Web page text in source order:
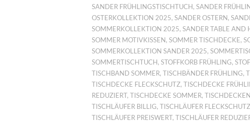
SANDER FRÜHLINGSTISCHTUCH, SANDER
OSTERKOLLEKTION 2025, SANDER OSTERN,
SOMMERKOLLEKTION 2025, SANDER TABLE AND
SOMMER MOTIVKISSEN, SOMMER TISCHDECKE,
SOMMERKOLLEKTION SANDER 2025,
SOMMERTISCHTUCH, STOFFKORB FRÜHLING,
TISCHBAND SOMMER, TISCHBÄNDER FRÜHLING,
TISCHDECKE FLECKSCHUTZ, TISCHDECKE
REDUZIERT, TISCHDECKE SOMMER,
TISCHLÄUFER BILLIG, TISCHLÄUFER FLECKSCHUTZ
TISCHLÄUFER PREISWERT, TISCHLÄUFER